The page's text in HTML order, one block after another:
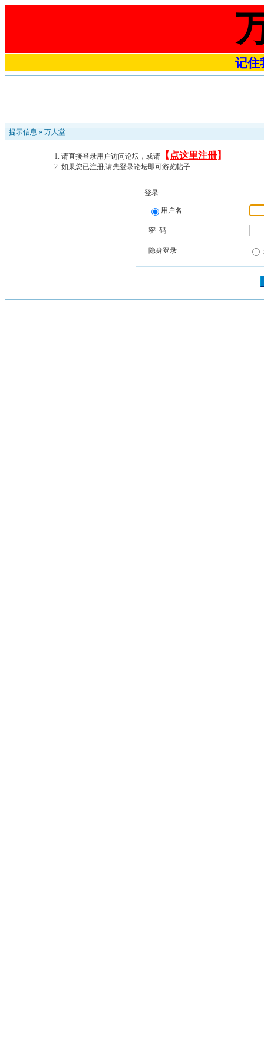
记住
提示信息 » 万人堂
请直接登录用户访问论坛，或请 【 点这里注册】
如果您已注册,请先登录论坛即可游览帖子
登录
用户名
密 码
隐身登录